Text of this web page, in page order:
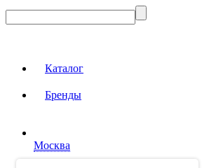
Каталог
Бренды
Москва